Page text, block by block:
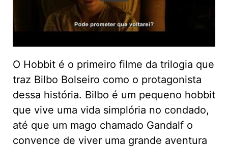
O Hobbit é o primeiro filme da trilogia que
traz Bilbo Bolseiro como o protagonista
dessa história. Bilbo é um pequeno hobbit
que vive uma vida simplória no condado,
até que um mago chamado Gandalf o
convence de viver uma grande aventura